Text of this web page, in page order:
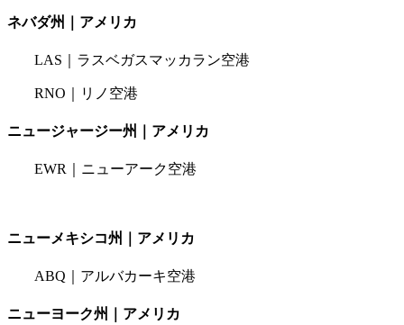
ネバダ州｜アメリカ
LAS｜ラスベガスマッカラン空港
RNO｜リノ空港
ニュージャージー州｜アメリカ
EWR｜ニューアーク空港
ニューメキシコ州｜アメリカ
ABQ｜アルバカーキ空港
ニューヨーク州｜アメリカ